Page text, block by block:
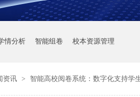
情分析 智能组卷 校本资源管理
资讯 > 智能高校阅卷系统：数字化支持学